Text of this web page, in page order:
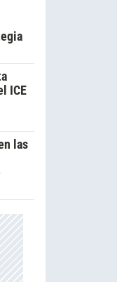
ICE
las